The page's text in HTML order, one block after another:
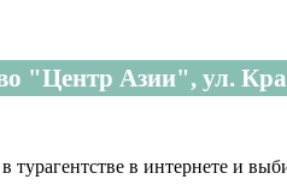
"Центр Азии", ул.
турагентстве в интернете и